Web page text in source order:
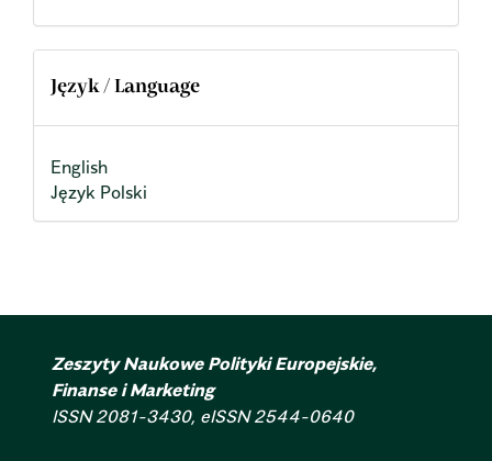
Język / Language
English
Język Polski
Zeszyty Naukowe Polityki Europejskie,
Finanse i Marketing
ISSN 2081-3430, eISSN 2544-0640